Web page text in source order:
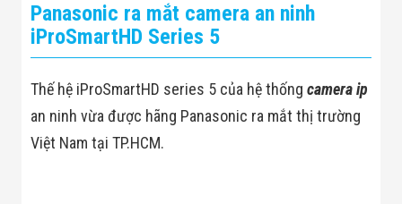
Mật Thông Tin
Thông Tin
Chuyển Khoản
Giải Pháp
Giải Pháp Thiết
Bị Ngành Thủy
Panasonic ra mắt camera an ninh
iProSmartHD Series 5
Thế hệ iProSmartHD series 5 của hệ thốngcamera ip
an ninh vừa được hãng Panasonic ra mắt thị trường
Việt Nam tại TP.HCM.